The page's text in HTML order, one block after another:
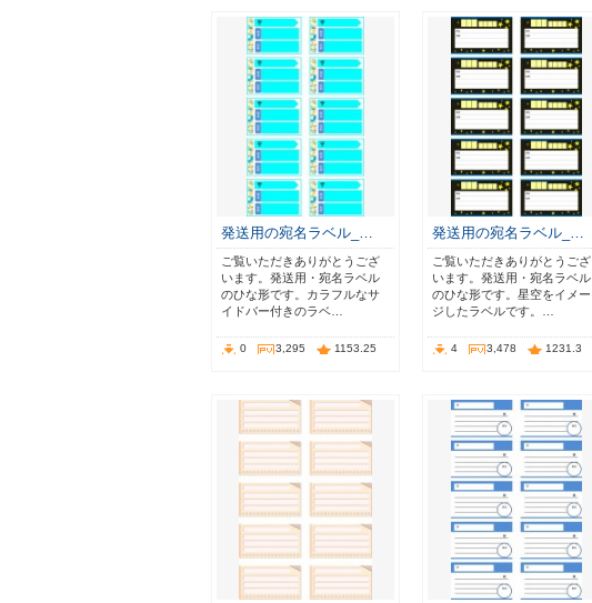
発送用の宛名ラベル_…
ご覧いただきありがとうござ
います。発送用・宛名ラベル
のひな形です。カラフルなサ
イドバー付きのラベ…
0 3,295 1153.25
発送用の宛名ラベル_…
ご覧いただきありがとうござ
います。発送用・宛名ラベル
のひな形です。星空をイメー
ジしたラベルです。…
4 3,478 1231.3